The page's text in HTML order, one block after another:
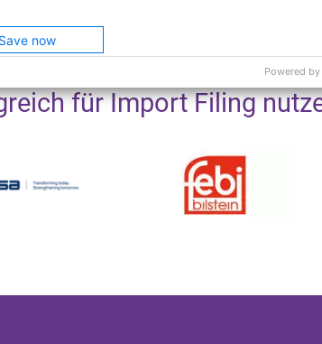
für Import Filing
Save now
Powered by